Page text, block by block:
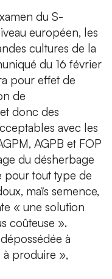
du S-
européen, les
cultures de la
du 16 février
pour effet de
de
donc des
avec les
AGPB et FOP
du désherbage
pour tout type de
maïs semence,
« une solution
coûteuse ».
à
à produire »,